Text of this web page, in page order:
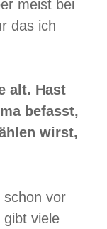
meist bei
das ich
alt. Hast
befasst,
wirst,
schon vor
viele